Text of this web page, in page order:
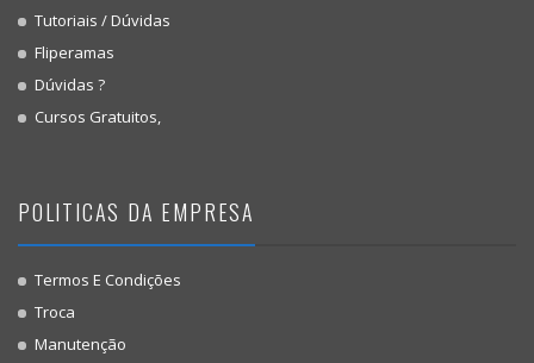
Tutoriais / Dúvidas
Fliperamas
Dúvidas ?
Cursos Gratuitos,
POLITICAS DA EMPRESA
Termos E Condições
Troca
Manutenção